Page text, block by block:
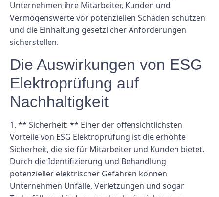
Unternehmen ihre Mitarbeiter, Kunden und
Vermögenswerte vor potenziellen Schäden schützen
und die Einhaltung gesetzlicher Anforderungen
sicherstellen.
Die Auswirkungen von ESG
Elektroprüfung auf
Nachhaltigkeit
1. ** Sicherheit: ** Einer der offensichtlichsten
Vorteile von ESG Elektroprüfung ist die erhöhte
Sicherheit, die sie für Mitarbeiter und Kunden bietet.
Durch die Identifizierung und Behandlung
potenzieller elektrischer Gefahren können
Unternehmen Unfälle, Verletzungen und sogar